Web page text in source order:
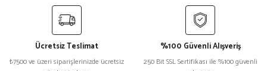
Ücretsiz Teslimat
₺7500 ve üzeri siparişlerinizde ücretsiz
%100 Güvenli Alışveriş
250 Bit SSL Sertifikası ile %100 güvenli